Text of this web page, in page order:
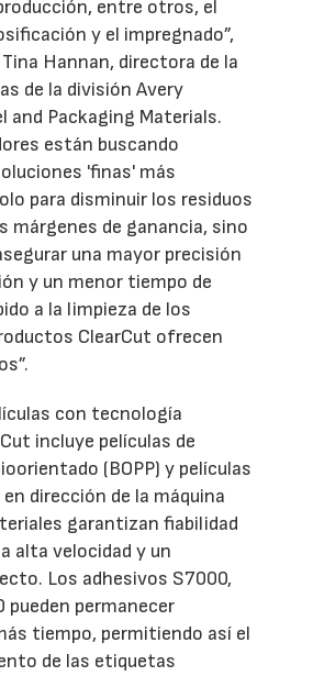
entre otros, el
y el impregnado”,
Hannan, directora de la
de la división Avery
and Packaging Materials.
están buscando
'finas' más
para disminuir los residuos
márgenes de ganancia, sino
una mayor precisión
y un menor tiempo de
a la limpieza de los
ClearCut ofrecen
con tecnología
incluye películas de
(BOPP) y películas
dirección de la máquina
garantizan fiabilidad
alta velocidad y un
Los adhesivos S7000,
pueden permanecer
tiempo, permitiendo así el
de las etiquetas